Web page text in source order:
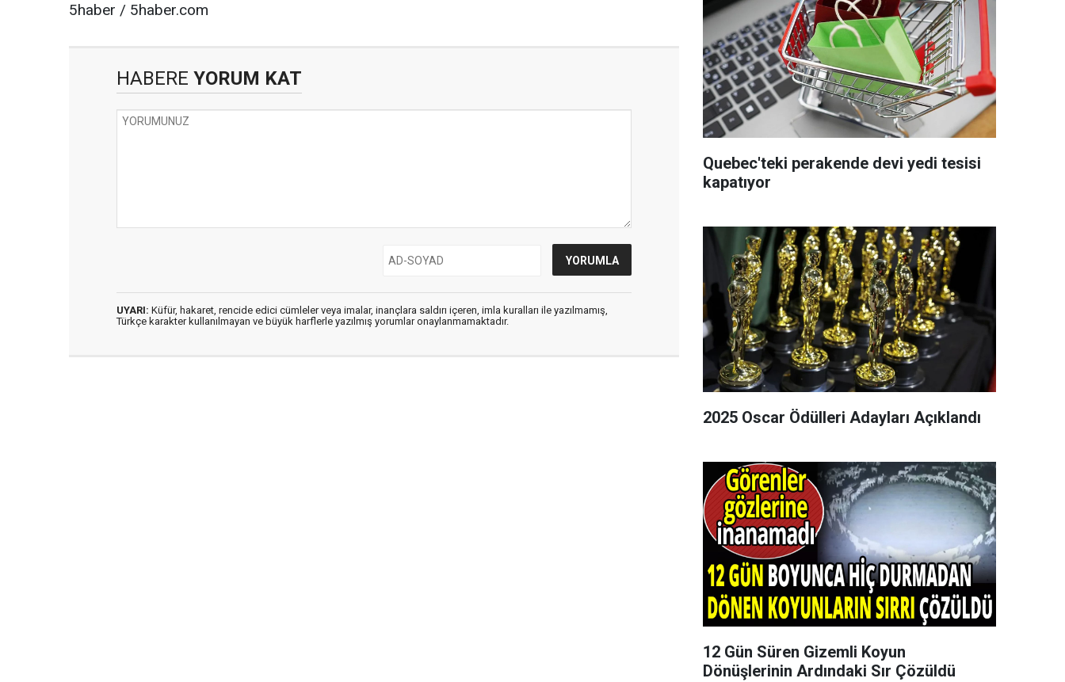
5haber / 5haber.com
HABERE YORUM KAT
UYARI: Küfür, hakaret, rencide edici cümleler veya imalar, inançlara saldırı içeren, imla kuralları ile yazılmamış,
Türkçe karakter kullanılmayan ve büyük harflerle yazılmış yorumlar onaylanmamaktadır.
Quebec'teki perakende devi yedi tesisi
kapatıyor
2025 Oscar Ödülleri Adayları Açıklandı
12 Gün Süren Gizemli Koyun
Dönüşlerinin Ardındaki Sır Çözüldü